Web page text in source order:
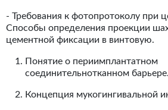
- Требования к фотопротоколу при
Способы определения проекции
цементной фиксации в винтовую.
Понятие о периимплантатном
соединительнотканном барьере.
Концепция мукогингивальной